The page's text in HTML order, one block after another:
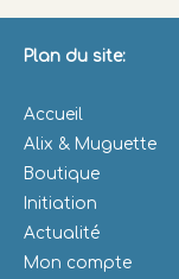
Plan du site:
Accueil
Alix & Muguette
Boutique
Initiation
Actualité
Mon compte